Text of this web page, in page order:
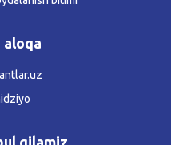
aloqa
qilamiz